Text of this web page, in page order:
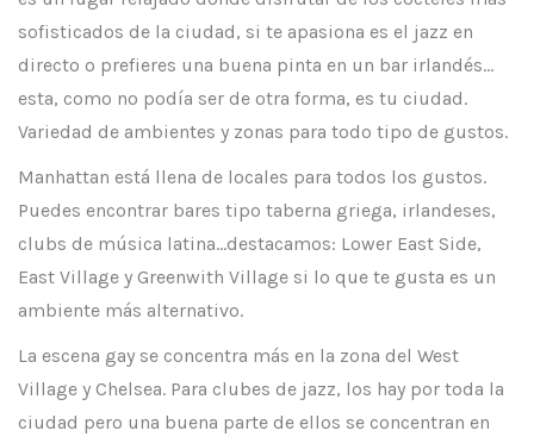
sofisticados de la ciudad, si te apasiona es el jazz en
directo o prefieres una buena pinta en un bar irlandés…
esta, como no podía ser de otra forma, es tu ciudad.
Variedad de ambientes y zonas para todo tipo de gustos.
Manhattan está llena de locales para todos los gustos.
Puedes encontrar bares tipo taberna griega, irlandeses,
clubs de música latina…destacamos: Lower East Side,
East Village y Greenwith Village si lo que te gusta es un
ambiente más alternativo.
La escena gay se concentra más en la zona del West
Village y Chelsea. Para clubes de jazz, los hay por toda la
ciudad pero una buena parte de ellos se concentran en